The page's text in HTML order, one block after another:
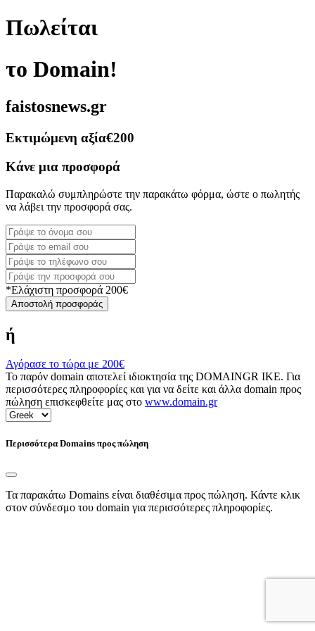
Πωλείται
το Domain!
faistosnews.gr
Εκτιμώμενη αξία€200
Κάνε μια προσφορά
Παρακαλώ συμπληρώστε την παρακάτω φόρμα, ώστε ο πωλητής
να λάβει την προσφορά σας.
*Ελάχιστη προσφορά 200€
Αποστολή προσφοράς
ή
Αγόρασε το τώρα με 200€
Το παρόν domain αποτελεί ιδιοκτησία της DOMAINGR ΙΚΕ. Για
περισσότερες πληροφορίες και για να δείτε και άλλα domain προς
πώληση επισκεφθείτε μας στο www.domain.gr
Περισσότερα Domains προς πώληση
Τα παρακάτω Domains είναι διαθέσιμα προς πώληση. Κάντε κλικ
στον σύνδεσμο του domain για περισσότερες πληροφορίες.